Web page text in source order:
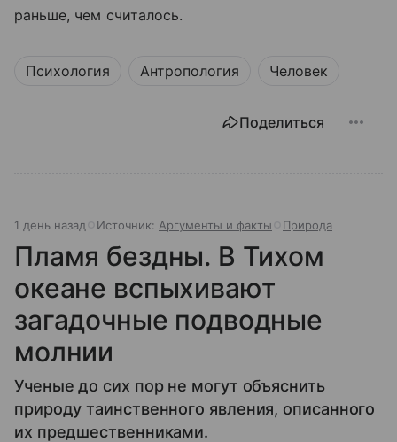
раньше, чем считалось.
Психология Антропология Человек
Поделиться
1 день назад Источник: Аргументы и факты Природа
Пламя бездны. В Тихом
океане вспыхивают
загадочные подводные
молнии
Ученые до сих пор не могут объяснить
природу таинственного явления, описанного
их предшественниками.